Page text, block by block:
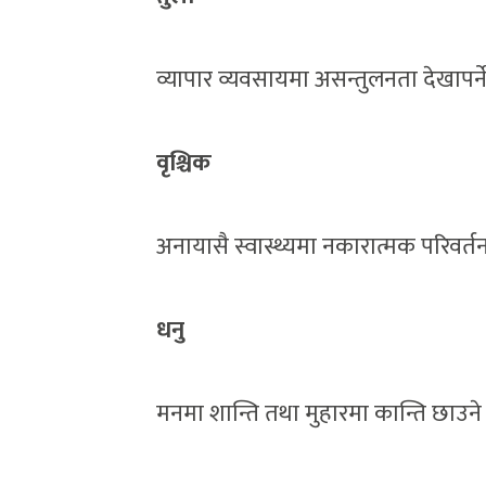
व्यापार व्यवसायमा असन्तुलनता
वृश्चिक
अनायासै स्वास्थ्यमा नकारात्मक
धनु
मनमा शान्ति तथा मुहारमा कान्ति छाउने